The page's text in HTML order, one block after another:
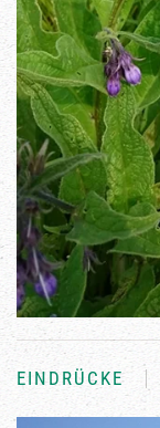
EINDRÜCKE